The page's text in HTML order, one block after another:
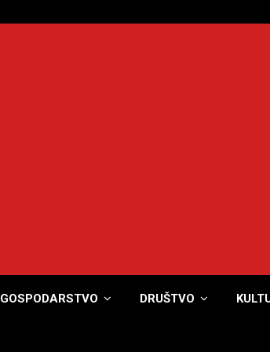
GOSPODARSTVO DRUŠTVO